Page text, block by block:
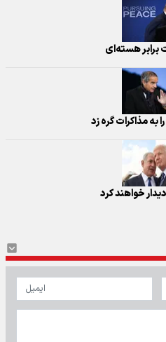
برابر هسته‌ای
مذاکرات گره زد
خواهند کرد